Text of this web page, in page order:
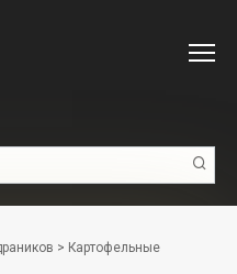
> Картофельные